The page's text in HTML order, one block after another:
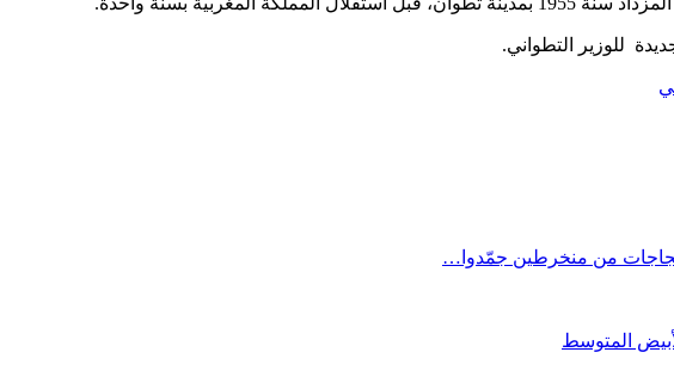
للوزير التطواني.
من منخرطين جمّدوا…